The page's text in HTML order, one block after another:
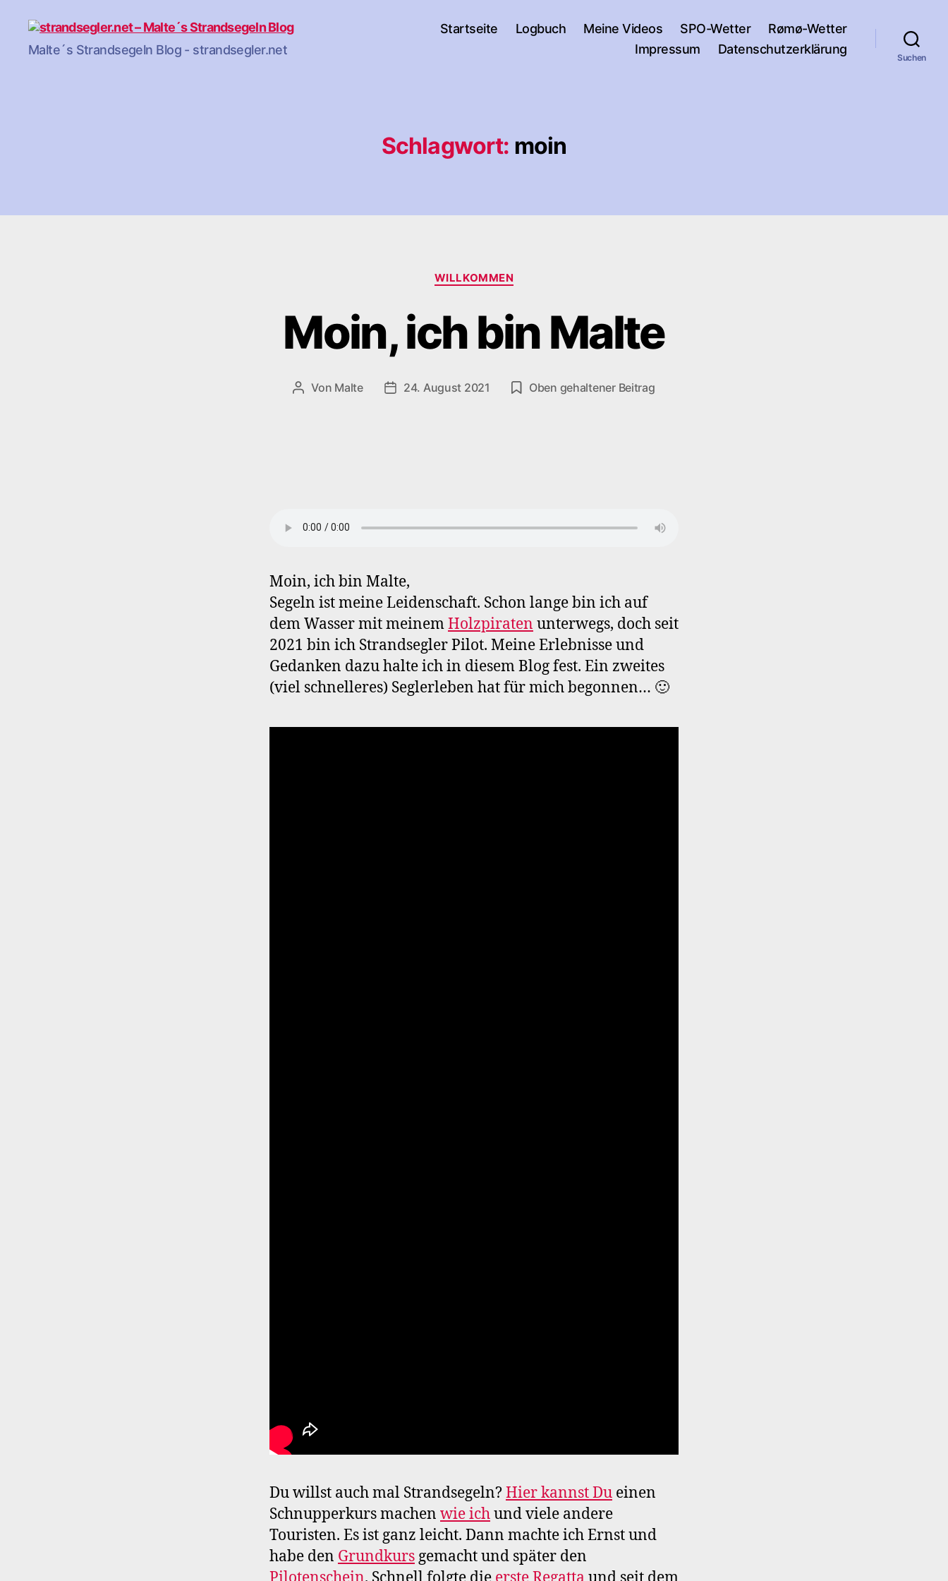
strandsegler.net
-
Malte´s Strandsegeln Blog - strandsegler.net
Startseite Logbuch Meine Videos SPO-Wetter
Rømø-Wetter
Impressum
Datenschutzerklärung
Suchen
Schlagwort: moin
Kategorien
WILLKOMMEN
Moin, ich bin Malte
Beitragsautor
Von Malte Veröffentlichungsdatum
24. August 2021 Oben gehaltener Beitrag
Moin, ich bin Malte,
Segeln ist meine Leidenschaft. Schon lange bin ich auf
dem Wasser mit meinemHolzpiraten unterwegs, doch seit
2021 bin ich Strandsegler Pilot. Meine Erlebnisse und
Gedanken dazu halte ich in diesem Blog fest. Ein zweites
(viel schnelleres) Seglerleben hat für mich begonnen… 🙂
Du willst auch mal Strandsegeln?Hier kannst Du einen
Schnupperkurs machen wie ichund viele andere
Touristen. Es ist ganz leicht. Dann machte ich Ernst und
habe den Grundkurs gemacht und später den